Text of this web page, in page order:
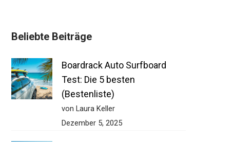
Beliebte Beiträge
Boardrack Auto Surfboard
Test: Die 5 besten
(Bestenliste)
von Laura Keller
Dezember 5, 2025
an!